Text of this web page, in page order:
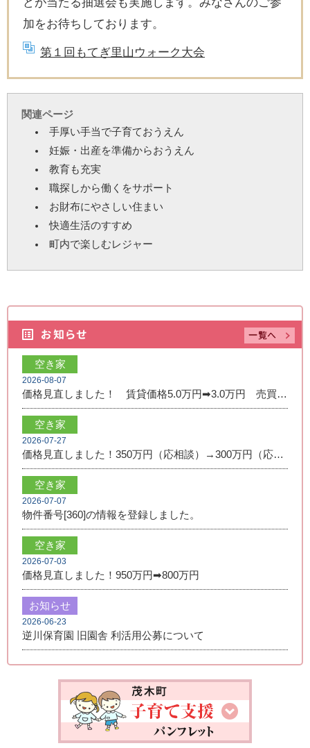
加をお待ちしております。
第１回もてぎ里山ウォーク大会
関連ページ
手厚い手当で子育ておうえん
妊娠・出産を準備からおうえん
教育も充実
職探しから働くをサポート
お財布にやさしい住まい
快適生活のすすめ
町内で楽しむレジャー
空き家
2026-08-07
価格見直しました！ 賃貸価格5.0万円➡3.0万円 売買価格350万円➡250万円
空き家
2026-07-27
価格見直しました！350万円（応相談）→300万円（応相談）
空き家
2026-07-07
物件番号[360]の情報を登録しました。
空き家
2026-07-03
価格見直しました！950万円➡800万円
お知らせ
2026-06-23
逆川保育園 旧園舎 利活用公募について